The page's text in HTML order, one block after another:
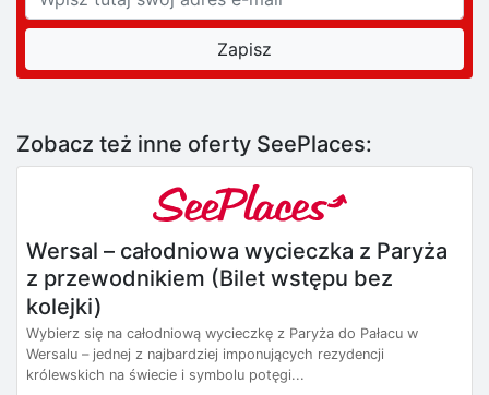
Zobacz też inne oferty SeePlaces:
Wersal – całodniowa wycieczka z Paryża
z przewodnikiem (Bilet wstępu bez
kolejki)
Wybierz się na całodniową wycieczkę z Paryża do Pałacu w
Wersalu – jednej z najbardziej imponujących rezydencji
królewskich na świecie i symbolu potęgi...